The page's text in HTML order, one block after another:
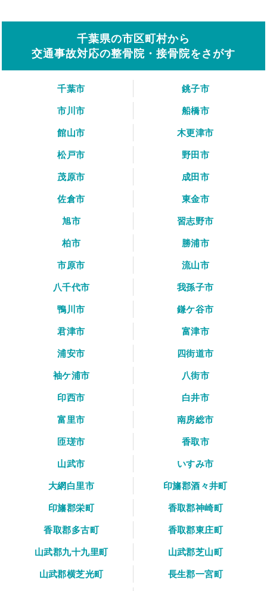
千葉県の市区町村から
交通事故対応の整骨院・接骨院をさがす
千葉市
銚子市
市川市
船橋市
館山市
木更津市
松戸市
野田市
茂原市
成田市
佐倉市
東金市
旭市
習志野市
柏市
勝浦市
市原市
流山市
八千代市
我孫子市
鴨川市
鎌ケ谷市
君津市
富津市
浦安市
四街道市
袖ケ浦市
八街市
印西市
白井市
富里市
南房総市
匝瑳市
香取市
山武市
いすみ市
大網白里市
印旛郡酒々井町
印旛郡栄町
香取郡神崎町
香取郡多古町
香取郡東庄町
山武郡九十九里町
山武郡芝山町
山武郡横芝光町
長生郡一宮町